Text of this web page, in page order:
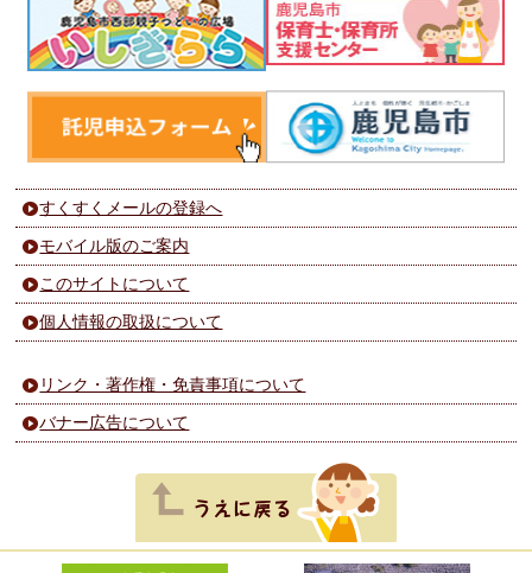
すくすくメールの登録へ
モバイル版のご案内
このサイトについて
個人情報の取扱について
リンク・著作権・免責事項について
バナー広告について